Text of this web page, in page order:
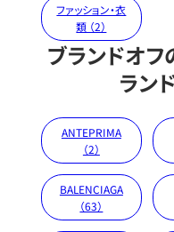
ファッション・衣
類 （2）
ブランドオ
ラン
ANTEPRIMA
（2）
BALENCIAGA
（63）